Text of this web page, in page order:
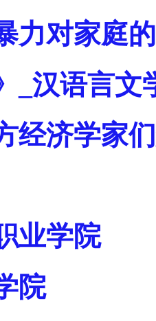
力对家庭
_汉语言文
经济学家
业学院
院